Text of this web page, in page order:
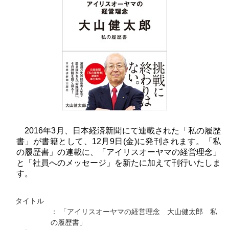
2016年3月、日本経済新聞にて連載された「私の履歴
書」が書籍として、12月9日(金)に発刊されます。「私
の履歴書」の連載に、「アイリスオーヤマの経営理念」
と「社員へのメッセージ」を新たに加えて刊行いたしま
す。
タイトル
： 「アイリスオーヤマの経営理念 大山健太郎 私
の履歴書」